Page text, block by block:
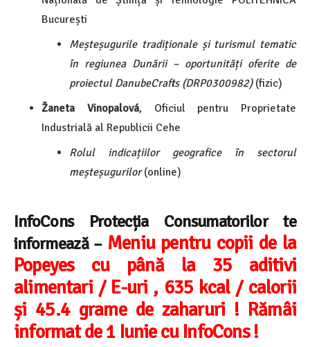
București
Meșteșugurile tradiționale și turismul tematic
în regiunea Dunării – oportunități oferite de
proiectul DanubeCrafts (DRP0300982)(fizic)
Žaneta Vinopalová, Oficiul pentru Proprietate
Industrială al Republicii Cehe
Rolul indicațiilor geografice în sectorul
meșteșugurilor(online)
InfoCons Protecția Consumatorilor te
informează – Meniu pentru copii de la
Popeyes cu până la 35 aditivi
alimentari / E-uri , 635 kcal / calorii
și 45.4 grame de zaharuri ! Rămâi
informat de 1 Iunie cu InfoCons !